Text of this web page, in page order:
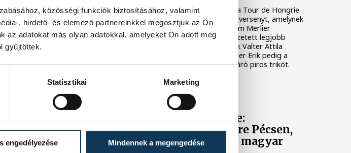
közösségi funkciók biztosításához, valamint
, hirdető- és elemező partnereinkkel megosztjuk az Ön
az adatokat más olyan adatokkal, amelyeket Ön adott meg
gyűjtöttek.
Statisztikai Marketing
engedélyezése Mindennek a megengedése
Jakob Söderqvist nyerte a Tour de Hongrie
országúti kerékpáros körversenyt, amelynek
vasárnapi záróetapján Tim Merlier
diadalmaskodott. Az összetett legjobb
magyarjaként a kilencedik Valter Attila
érdemelte ki a fehér, Fetter Erik pedig a
legjobb hegyi menőnek járó piros trikót.
Tour de Hongrie:
Söderqvist sikere Pécsen,
Valter a legjobb magyar